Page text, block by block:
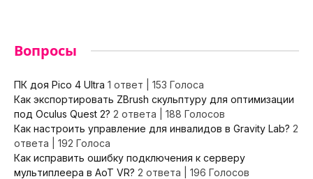
Вопросы
ПК доя Pico 4 Ultra 1 ответ
153 Голоса
Как экспортировать ZBrush скульптуру для оптимизации
под Oculus Quest 2? 2 ответа
188 Голосов
Как настроить управление для инвалидов в Gravity Lab? 2
ответа
192 Голоса
Как исправить ошибку подключения к серверу
мультиплеера в AoT VR? 2 ответа
196 Голосов